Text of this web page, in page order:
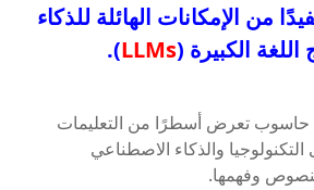
من الإمكانات الهائلة للذكاء
الكبيرة (LLMs
).